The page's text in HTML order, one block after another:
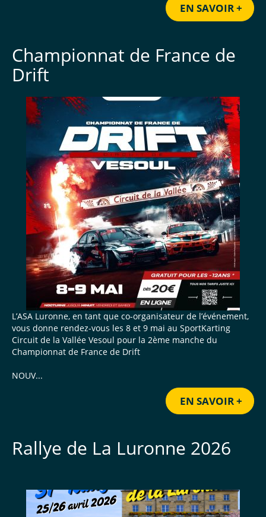
EN SAVOIR +
Championnat de France de
Drift
L’ASA Luronne, en tant que co-organisateur de l’événement,
vous donne rendez-vous les 8 et 9 mai au SportKarting
Circuit de la Vallée Vesoul pour la 2ème manche du
Championnat de France de Drift
NOUV...
EN SAVOIR +
Rallye de La Luronne 2026